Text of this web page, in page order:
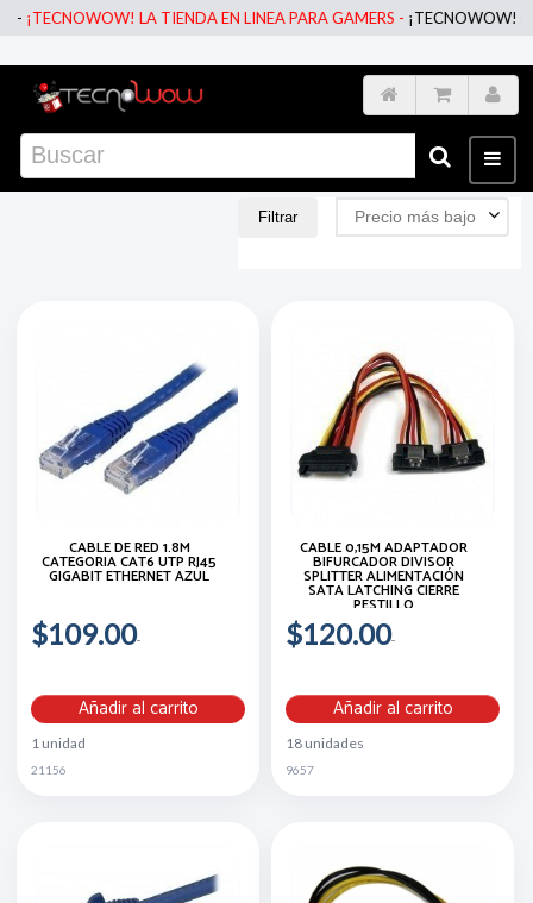
LA TIENDA EN LINEA PARA GAMERS -¡TECNOWOW! LA TIENDA EN
Filtrar Precio más bajo
CABLE DE RED 1.8M
CATEGORIA CAT6 UTP RJ45
GIGABIT ETHERNET AZUL
$109.00
Añadir al carrito
1 unidad
21156
CABLE 0,15M ADAPTADOR
BIFURCADOR DIVISOR
SPLITTER ALIMENTACIÓN
SATA LATCHING CIERRE
PESTILLO
$120.00
Añadir al carrito
18 unidades
9657